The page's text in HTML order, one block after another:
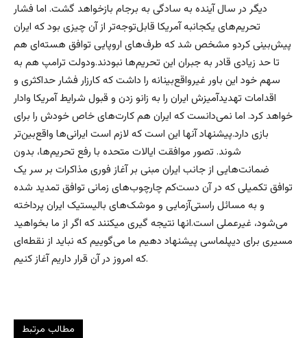
دیگر در سال آینده به سادگی به برجام بازخواهد گشت. اما فشار
تحریم‌های یکجانبه آمریکا قابل‌توجه‌تر از آن چیزی بود که ایران
پیش‌بینی کردو مشخص شد که طرف‌های اروپایی توافق هسته‌ای هم
تا حد زیادی قادر به جبران این تحریم‌ها نبودند.ودولت ترامپ هم به
سهم خود این باور غیرواقع‌بینانه را داشت که کارزار فشار حداکثری و
اقدامات تهدیدآمیزش ایران را به زانو زدن و قبول شرایط آمریکا وادار
خواهد کرد. اما نمی‌دانست که ایران هم کارت‌های خاص خودش را برای
بازی دارد.پیشنهاد آنها این است که لازم است ایرانی‌ها واقع‌بین‌تر
شوند. تصور موافقت ایالات متحده با رفع تحریم‌ها، بدون
ضمانت‌هایی از جانب ایران مبنی بر آغاز فوری مذاکرات بر سر یک
توافق تکمیلی که در آن دست‌کم چارچوب‌های زمانی توافق تمدید شده
و به مسائل راستی‌آزمایی و موشک‌های بالیستیک ایران پرداخته
می‌شود، غیرعملی است.انها نتیجه گیری میکنند که اگر از ما بخواهید
مسیری برای دیپلماسی پیشنهاد دهیم ما می‌گوییم که نباید از نقطه‌ای
که امروز در آن قرار داریم آغاز کنیم.
مطالب مرتبط